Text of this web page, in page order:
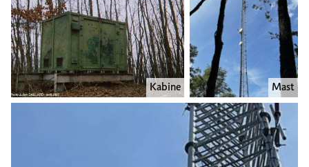
Kabine Mast